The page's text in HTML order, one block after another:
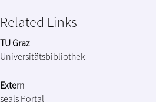
Related Links
TU Graz
Universitätsbibliothek
Extern
seals Portal